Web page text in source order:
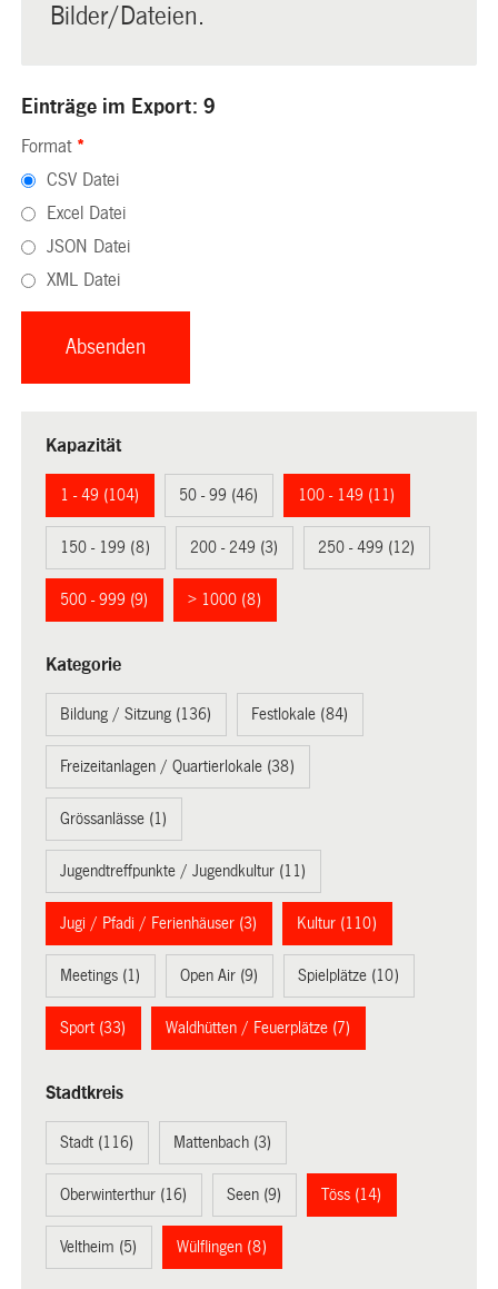
Bilder/Dateien.
Einträge im Export: 9
Format *
CSV Datei
Excel Datei
JSON Datei
XML Datei
Kapazität
1 - 49 (104) 50 - 99 (46) 100 - 149 (11)
150 - 199 (8) 200 - 249 (3) 250 - 499 (12)
500 - 999 (9) > 1000 (8)
Kategorie
Bildung / Sitzung (136) Festlokale (84)
Freizeitanlagen / Quartierlokale (38)
Grössanlässe (1)
Jugendtreffpunkte / Jugendkultur (11)
Jugi / Pfadi / Ferienhäuser (3) Kultur (110)
Meetings (1) Open Air (9) Spielplätze (10)
Sport (33) Waldhütten / Feuerplätze (7)
Stadtkreis
Stadt (116) Mattenbach (3)
Oberwinterthur (16) Seen (9) Töss (14)
Veltheim (5) Wülflingen (8)